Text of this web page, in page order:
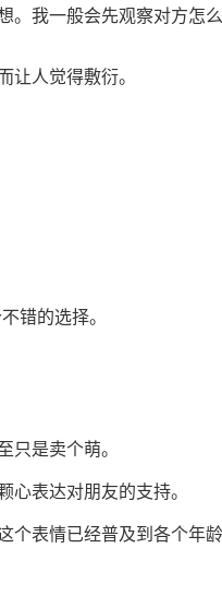
。我一般会先观察对方怎
人觉得敷衍。
错的选择。
是卖个萌。
表达对朋友的支持。
个表情已经普及到各个年